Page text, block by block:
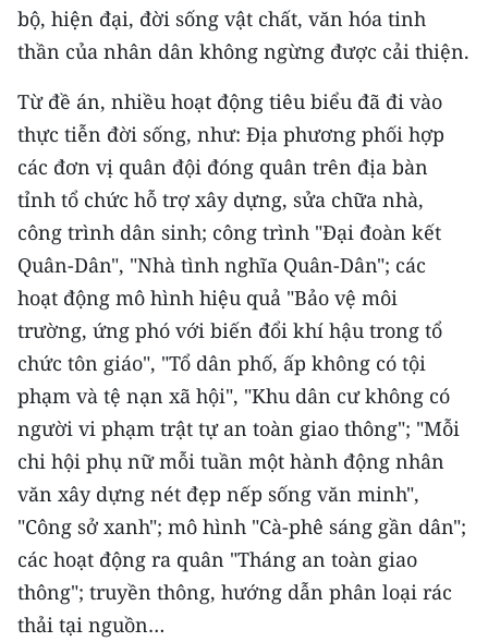
Media Kinh tế
Media Xã hội
Media Pháp luật
Media Du lịch
Media Thế giới
Media Thể thao
Media Giáo dục
Media Y tế
Media Khoa học - Công nghệ
Media Môi trường
Ảnh
Infographic
bộ, hiện đại, đời sống vật chất, văn hóa tinh
thần của nhân dân không ngừng được cải thiện.
Từ đề án, nhiều hoạt động tiêu biểu đã đi vào
thực tiễn đời sống, như: Địa phương phối hợp
các đơn vị quân đội đóng quân trên địa bàn
tỉnh tổ chức hỗ trợ xây dựng, sửa chữa nhà,
công trình dân sinh; công trình "Đại đoàn kết
Quân-Dân", "Nhà tình nghĩa Quân-Dân"; các
hoạt động mô hình hiệu quả "Bảo vệ môi
trường, ứng phó với biến đổi khí hậu trong tổ
chức tôn giáo", "Tổ dân phố, ấp không có tội
phạm và tệ nạn xã hội", "Khu dân cư không có
người vi phạm trật tự an toàn giao thông"; "Mỗi
chi hội phụ nữ mỗi tuần một hành động nhân
văn xây dựng nét đẹp nếp sống văn minh",
"Công sở xanh"; mô hình "Cà-phê sáng gần dân";
các hoạt động ra quân "Tháng an toàn giao
thông"; truyền thông, hướng dẫn phân loại rác
thải tại nguồn…